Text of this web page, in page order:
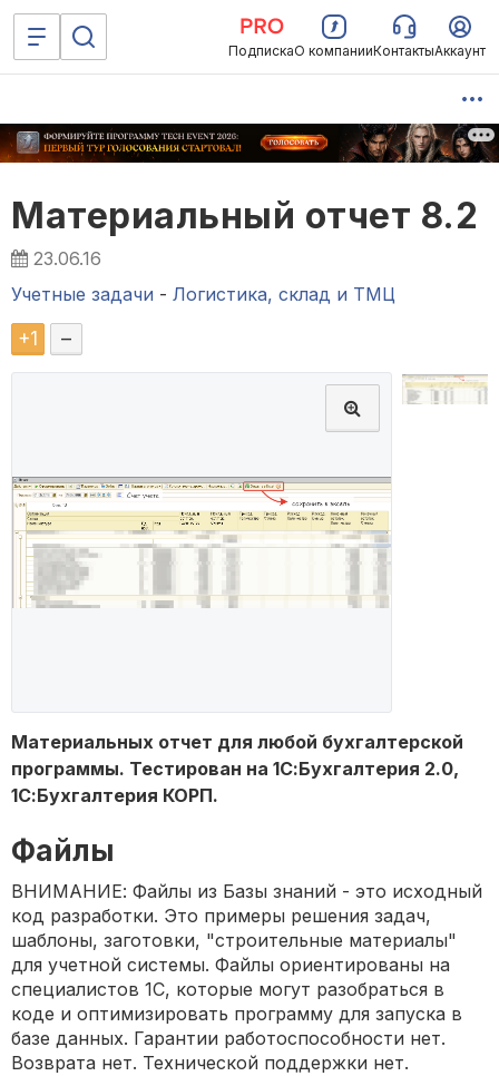
ПодпискаО компанииКонтактыАккаунт
Материальный отчет 8.2
23.06.16
Учетные задачи - Логистика, склад и ТМЦ
+1 –
Материальных отчет для любой бухгалтерской
программы. Тестирован на 1С:Бухгалтерия 2.0,
1С:Бухгалтерия КОРП.
Файлы
ВНИМАНИЕ: Файлы из Базы знаний - это исходный
код разработки. Это примеры решения задач,
шаблоны, заготовки, "строительные материалы"
для учетной системы. Файлы ориентированы на
специалистов 1С, которые могут разобраться в
коде и оптимизировать программу для запуска в
базе данных. Гарантии работоспособности нет.
Возврата нет. Технической поддержки нет.